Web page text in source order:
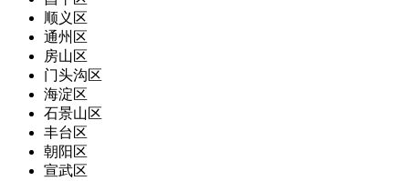
顺义区
通州区
房山区
门头沟区
海淀区
石景山区
丰台区
朝阳区
宣武区